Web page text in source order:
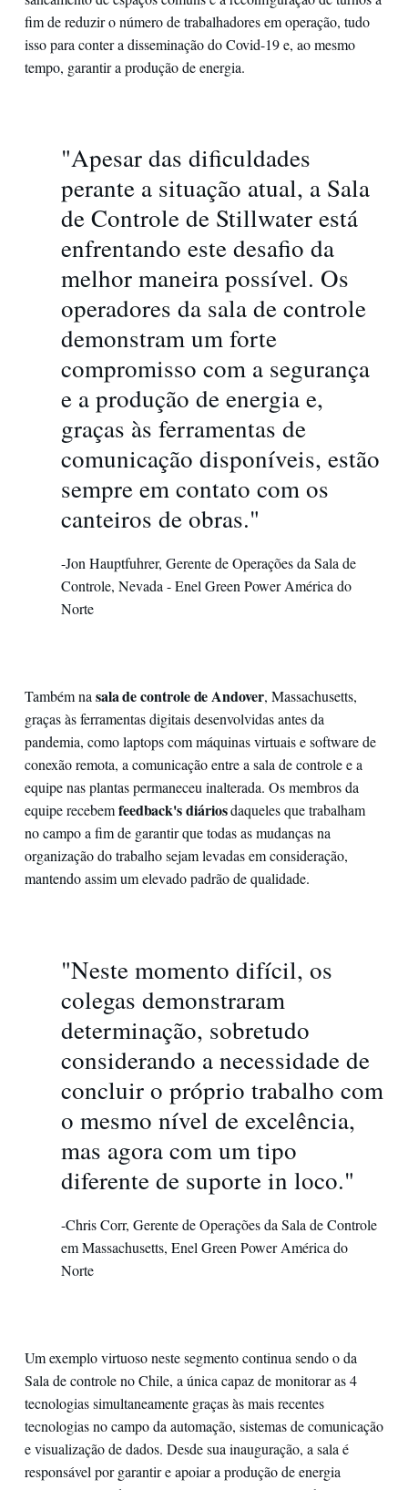
fim de reduzir o número de trabalhadores em operação, tudo
isso para conter a disseminação do Covid-19 e, ao mesmo
tempo, garantir a produção de energia.
"Apesar das dificuldades
perante a situação atual, a Sala
de Controle de Stillwater está
enfrentando este desafio da
melhor maneira possível. Os
operadores da sala de controle
demonstram um forte
compromisso com a segurança
e a produção de energia e,
graças às ferramentas de
comunicação disponíveis, estão
sempre em contato com os
canteiros de obras."
-Jon Hauptfuhrer, Gerente de Operações da Sala de
Controle, Nevada - Enel Green Power América do
Norte
Também nasala de controle de Andover, Massachusetts,
graças às ferramentas digitais desenvolvidas antes da
pandemia, como laptops com máquinas virtuais e software de
conexão remota, a comunicação entre a sala de controle e a
equipe nas plantas permaneceu inalterada. Os membros da
equipe recebemfeedback's diáriosdaqueles que trabalham
no campo a fim de garantir que todas as mudanças na
organização do trabalho sejam levadas em consideração,
mantendo assim um elevado padrão de qualidade.
"Neste momento difícil, os
colegas demonstraram
determinação, sobretudo
considerando a necessidade de
concluir o próprio trabalho com
o mesmo nível de excelência,
mas agora com um tipo
diferente de suporte in loco."
-Chris Corr, Gerente de Operações da Sala de Controle
em Massachusetts, Enel Green Power América do
Norte
Um exemplo virtuoso neste segmento continua sendo o da
Sala de controle no Chile, a única capaz de monitorar as 4
tecnologias simultaneamente graças às mais recentes
tecnologias no campo da automação, sistemas de comunicação
e visualização de dados. Desde sua inauguração, a sala é
responsável por garantir e apoiar a produção de energia